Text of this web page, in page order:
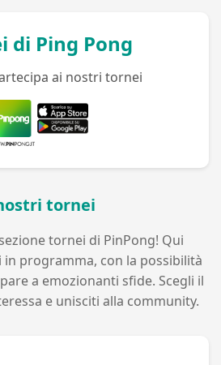
di Ping Pong
ai nostri tornei
tornei
tornei di PinPong! Qui
programma, con la possibilità
a emozionanti sfide. Scegli il
e unisciti alla community.